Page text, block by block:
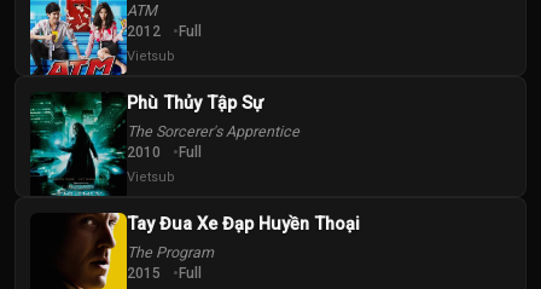
ATM
2012 Full
Vietsub
Phù Thủy Tập Sự
The Sorcerer's Apprentice
2010 Full
Vietsub
Tay Đua Xe Đạp Huyền Thoại
The Program
2015 Full